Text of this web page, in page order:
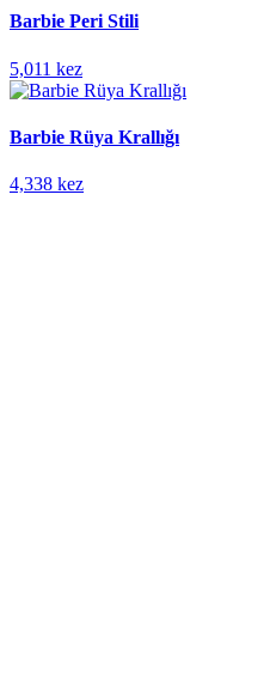
Barbie Peri Stili
5,011 kez
Barbie Rüya Krallığı
4,338 kez